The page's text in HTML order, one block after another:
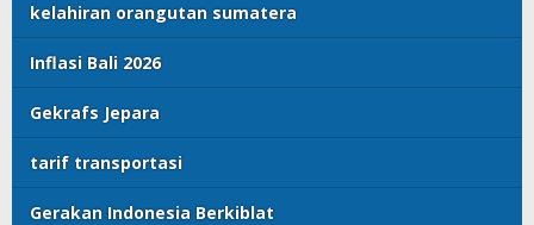
kelahiran orangutan sumatera
Inflasi Bali 2026
Gekrafs Jepara
tarif transportasi
Gerakan Indonesia Berkiblat